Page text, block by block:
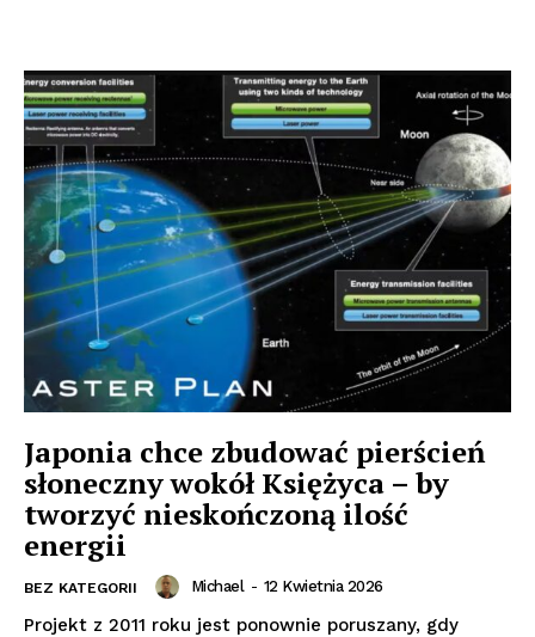
Japonia chce zbudować pierścień
słoneczny wokół Księżyca – by
tworzyć nieskończoną ilość
energii
BEZ KATEGORII Michael - 12 Kwietnia 2026
Projekt z 2011 roku jest ponownie poruszany, gdy